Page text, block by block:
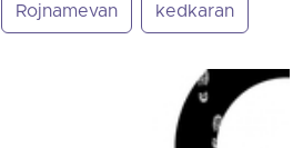
Rojnamevan kedkaran